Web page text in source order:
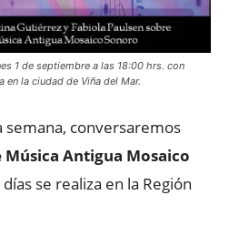
1 de septiembre a las 18:00 hrs. con
en la ciudad de Viña del Mar.
semana, conversaremos
Música Antigua Mosaico
se realiza en la Región